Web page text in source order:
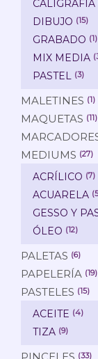
CALIGRAFIA
DIBUJO (15)
GRABADO (1)
MIX MEDIA
PASTEL (3)
MALETINES (1)
MAQUETAS (11)
MEDIUMS (27)
ACRÍLICO (7)
ACUARELA
GESSO Y
ÓLEO (12)
PALETAS (6)
PAPELERÍA (19)
PASTELES (15)
ACEITE (4)
TIZA (9)
(33)